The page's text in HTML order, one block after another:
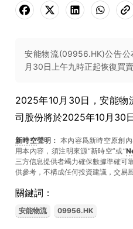
安能物流(09956.HK)公告
月30日上午九時正起恢復買賣
2025年10月 30日，安能物
司股份將於2025年10月 30
新時空聲明： 本內容爲新時空原創
用本內容，須注明來源“新時空”或“
三方信息提供者竭力確保數據準確可
供參考，不構成任何投資建議，交易
關鍵詞：
安能物流 09956.HK